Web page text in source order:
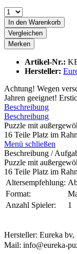
In den Warenkorb
Vergleichen
Merken
Artikel-Nr.:
Hersteller:
Achtung! Wegen
Jahren geeignet!
Beschreibung
Beschreibung
Puzzle mit
16 Teile Platz im
Menü schließen
Beschreibung /
Puzzle mit
16 Teile Platz im
Altersempfehlung:
Format:
Anzahl Spieler:
1
Hersteller: Eureka
Mail: info@eureka-